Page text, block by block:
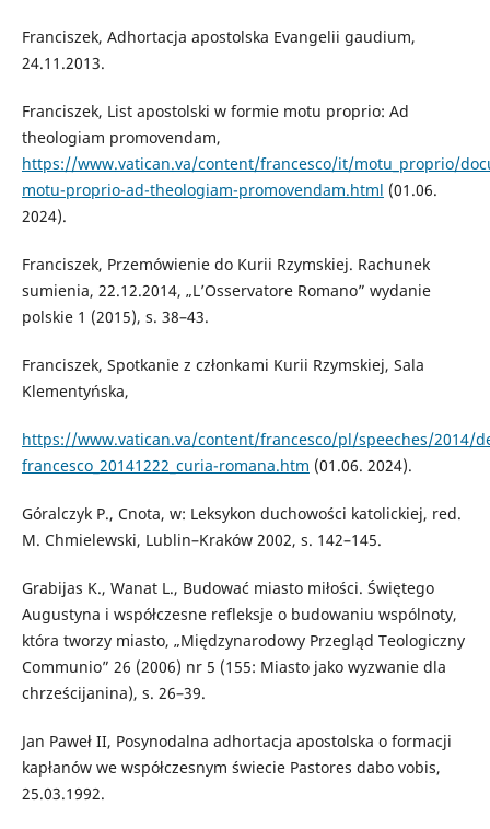
Franciszek, Adhortacja apostolska Evangelii gaudium,
24.11.2013.
Franciszek, List apostolski w formie motu proprio: Ad
theologiam promovendam,
https://www.vatican.va/content/francesco/it/motu_proprio/
motu-proprio-ad-theologiam-promovendam.html (01.06.
2024).
Franciszek, Przemówienie do Kurii Rzymskiej. Rachunek
sumienia, 22.12.2014, „L’Osservatore Romano” wydanie
polskie 1 (2015), s. 38–43.
Franciszek, Spotkanie z członkami Kurii Rzymskiej, Sala
Klementyńska,
https://www.vatican.va/content/francesco/pl/speeches/2014/
francesco_20141222_curia-romana.htm (01.06. 2024).
Góralczyk P., Cnota, w: Leksykon duchowości katolickiej, red.
M. Chmielewski, Lublin–Kraków 2002, s. 142–145.
Grabijas K., Wanat L., Budować miasto miłości. Świętego
Augustyna i współczesne refleksje o budowaniu wspólnoty,
która tworzy miasto, „Międzynarodowy Przegląd Teologiczny
Communio” 26 (2006) nr 5 (155: Miasto jako wyzwanie dla
chrześcijanina), s. 26–39.
Jan Paweł II, Posynodalna adhortacja apostolska o formacji
kapłanów we współczesnym świecie Pastores dabo vobis,
25.03.1992.